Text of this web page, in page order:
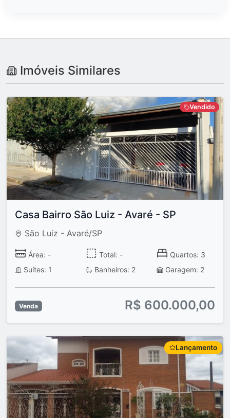
Imóveis Similares
Vendido
Casa Bairro São Luiz - Avaré - SP
São Luiz - Avaré/SP
Área: - Total: -
Quartos: 3
Suítes: 1
Banheiros: 2 Garagem: 2
Venda R$ 600.000,00
Lançamento